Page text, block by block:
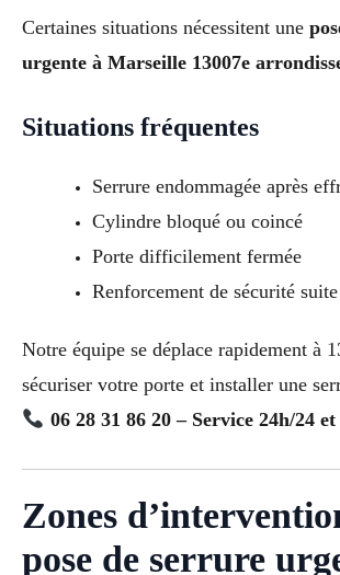
Certaines situations nécessitent une
urgente à Marseille 13007e
Situations fréquentes
Serrure endommagée après
Cylindre bloqué ou coincé
Porte difficilement fermée
Renforcement de sécurité
Notre équipe se déplace rapidement à
sécuriser votre porte et installer une
06 28 31 86 20 – Service 24h/24
Zones
pose de serrure